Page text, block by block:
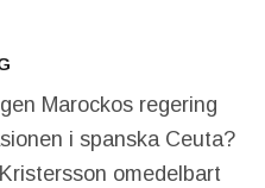
Marockos regering
i spanska Ceuta?
omedelbart